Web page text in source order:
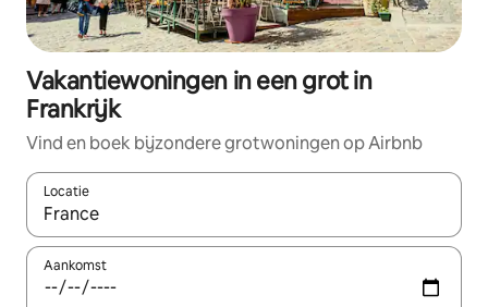
Vakantiewoningen in een grot in
Frankrijk
Vind en boek bijzondere grotwoningen op Airbnb
Locatie
Wanneer er suggesties beschikbaar zijn, maak je een keuze
Aankomst